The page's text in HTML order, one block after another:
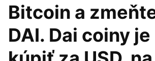
Bitcoin a
DAI. Dai coiny